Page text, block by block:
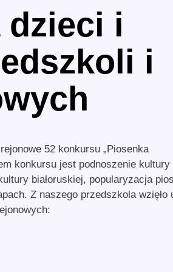
dzieci i
i
52 konkursu „Piosenka
konkursu jest podnoszenie kultury
białoruskiej, popularyzacja
Z naszego przedszkola wzięło